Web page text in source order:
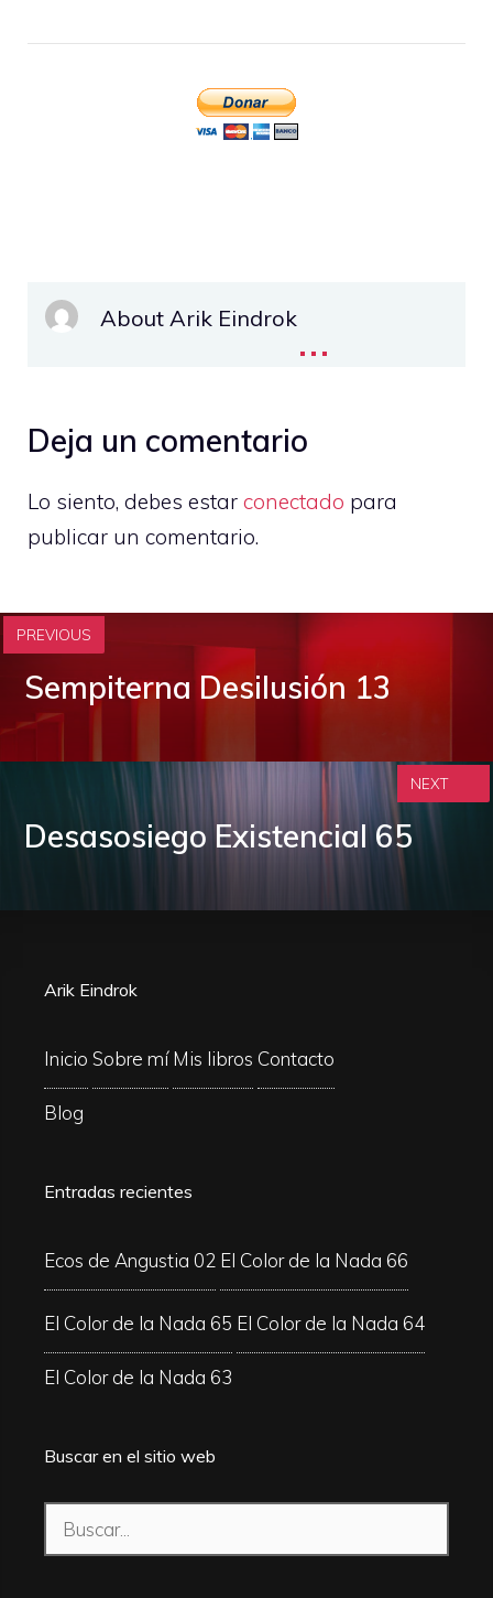
About Arik Eindrok...
Deja un comentario
Lo siento, debes estar conectado para
publicar un comentario.
PREVIOUS
Sempiterna Desilusión 13
Desasosiego Existencial 65
NEXT
Arik Eindrok
Inicio Sobre mí Mis libros Contacto
Blog
Entradas recientes
Ecos de Angustia 02 El Color de la Nada 66
El Color de la Nada 65 El Color de la Nada 64
El Color de la Nada 63
Buscar en el sitio web
Buscar: